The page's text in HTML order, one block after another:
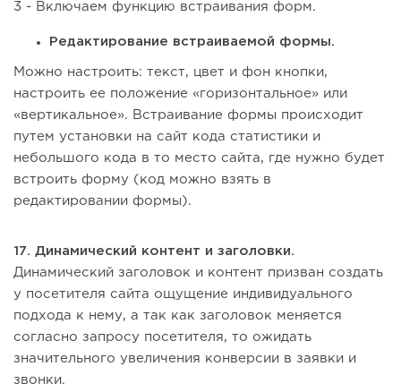
3 - Включаем функцию встраивания форм.
Редактирование встраиваемой формы.
Можно настроить: текст, цвет и фон кнопки,
настроить ее положение «горизонтальное» или
«вертикальное». Встраивание формы происходит
путем установки на сайт кода статистики и
небольшого кода в то место сайта, где нужно будет
встроить форму (код можно взять в
редактировании формы).
17. Динамический контент и заголовки.
Динамический заголовок и контент призван создать
у посетителя сайта ощущение индивидуального
подхода к нему, а так как заголовок меняется
согласно запросу посетителя, то ожидать
значительного увеличения конверсии в заявки и
звонки.